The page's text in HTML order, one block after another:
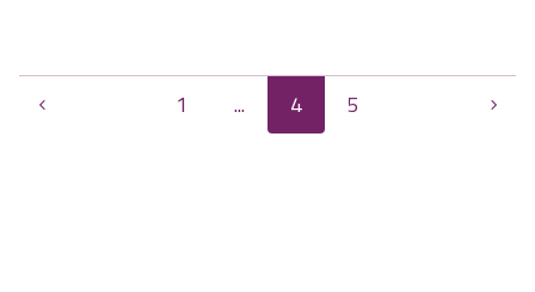
Mittagsstunden? Ich entscheide mich fü…
1 ... 4 5